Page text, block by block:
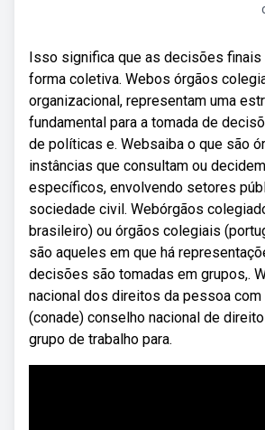
Isso significa que as decisões finais
forma coletiva. Webos órgãos
organizacional, representam uma
fundamental para a tomada de
de políticas e. Websaiba o que são
instâncias que consultam ou
específicos, envolvendo setores
sociedade civil. Webórgãos
brasileiro) ou órgãos colegiais
são aqueles em que há
decisões são tomadas em grupos,.
nacional dos direitos da pessoa
(conade) conselho nacional de
grupo de trabalho para.